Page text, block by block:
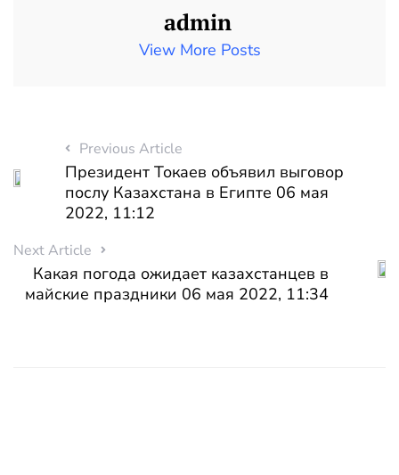
admin
View More Posts
Previous Article
Президент Токаев объявил выговор
послу Казахстана в Египте 06 мая
2022, 11:12
Next Article
Какая погода ожидает казахстанцев в
майские праздники 06 мая 2022, 11:34